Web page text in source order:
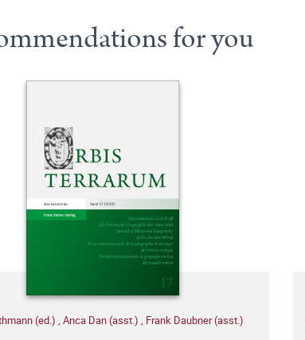
for you
(ed.) , Anca Dan (asst.) , Frank Daubner (asst.)